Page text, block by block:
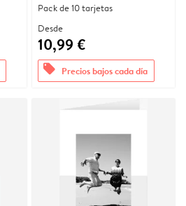
Pack de 10 tarjetas
Desde
10,99 €
offers Precios bajos cada día